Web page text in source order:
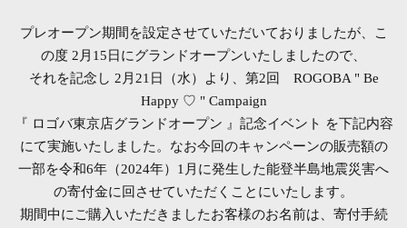
プレオープン期間を設定させていただいておりましたが、こ
の度 2月15日にグランドオープンいたしましたので、
それを記念し 2月21日（水）より、第2回 ROGOBA " Be
Happy ♡ " Campaign
『 ロゴバ東京店グランドオープン 』記念イベント を下記内容
にて実施いたしました。 なお今回のキャンペーンの販売額の
一部を令和6年（2024年）1月に発生した能登半島地震災害へ
の寄付金に回させていただくことにいたします。
期間中にご購入いただきましたお客様のお名前は、寄付手続